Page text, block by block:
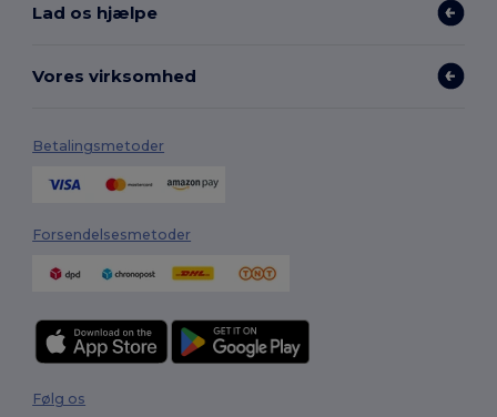
Lad os hjælpe
Vores virksomhed
Betalingsmetoder
Forsendelsesmetoder
Følg os